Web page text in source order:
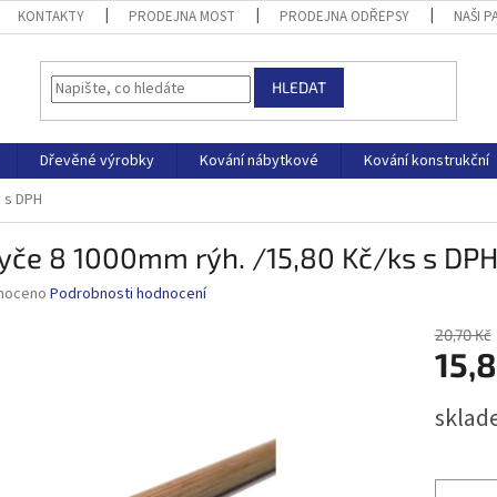
KONTAKTY PRODEJNA MOST PRODEJNA ODŘEPSY NAŠI
HLEDAT
Dřevěné výrobky Kování nábytkové Kování konstrukční
DPH
8 1000mm rýh. /15,80 Kč/ks s DPH
Podrobnosti hodnocení
20,70 Kč
cena: